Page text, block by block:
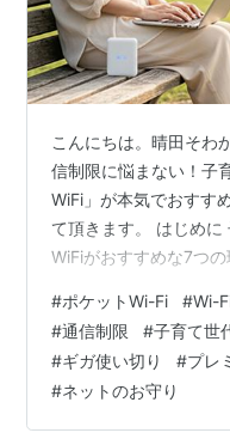
こんにちは。晴田そわ
信制限に悩まない！子
WiFi」が本気でおすす
て頂きます。 はじめ
WiFiがおすすめな7つ
②【習い事の待ち時間
も書斎」に 理由③【急
のお守りに。病院でも
し】ネット回線工事ま
由⑤【祖父母へのプレ
#ポケットWi-Fi #Wi-
#通信制限 #子育て世
#ギガ使い切り #プレ
#ネットのお守り